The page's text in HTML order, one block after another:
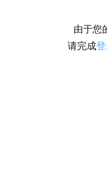
由于您
请完成